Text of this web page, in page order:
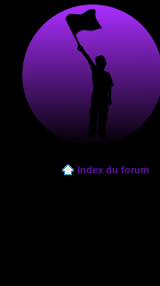
Index du forum